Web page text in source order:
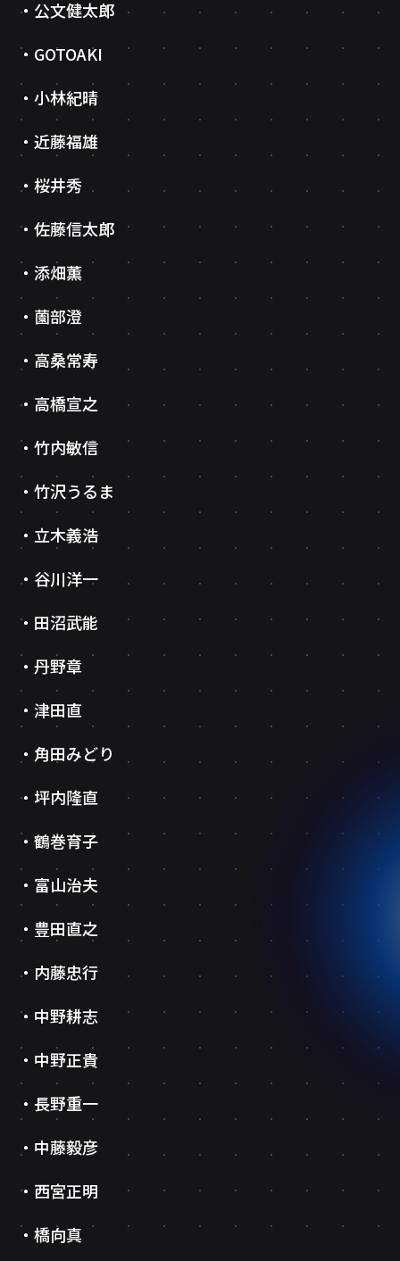
公文健太郎
GOTOAKI
小林紀晴
近藤福雄
桜井秀
佐藤信太郎
添畑薫
薗部澄
高桑常寿
高橋宣之
竹内敏信
竹沢うるま
立木義浩
谷川洋一
田沼武能
丹野章
津田直
角田みどり
坪内隆直
鶴巻育子
富山治夫
豊田直之
内藤忠行
中野耕志
中野正貴
長野重一
中藤毅彦
西宮正明
橋向真